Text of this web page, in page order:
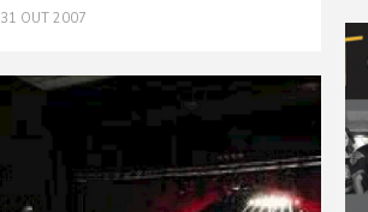
31 OUT 2007